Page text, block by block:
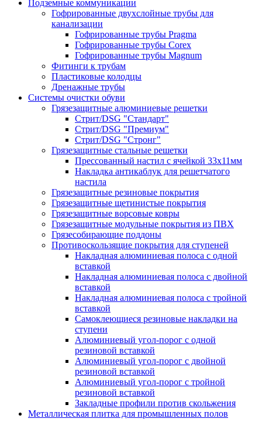
Подземные коммуникации
Гофрированные двухслойные трубы для
канализации
Гофрированные трубы Pragma
Гофрированные трубы Corex
Гофрированные трубы Magnum
Фитинги к трубам
Пластиковые колодцы
Дренажные трубы
Системы очистки обуви
Грязезащитные алюминиевые решетки
Стрит/DSG "Стандарт"
Стрит/DSG "Премиум"
Стрит/DSG "Стронг"
Грязезащитные стальные решетки
Прессованный настил с ячейкой 33х11мм
Накладка антикаблук для решетчатого
настила
Грязезащитные резиновые покрытия
Грязезащитные щетинистые покрытия
Грязезащитные ворсовые ковры
Грязезащитные модульные покрытия из ПВХ
Грязесобирающие поддоны
Противоскользящие покрытия для ступеней
Накладная алюминиевая полоса с одной
вставкой
Накладная алюминиевая полоса с двойной
вставкой
Накладная алюминиевая полоса с тройной
вставкой
Самоклеющиеся резиновые накладки на
ступени
Алюминиевый угол-порог с одной
резиновой вставкой
Алюминиевый угол-порог с двойной
резиновой вставкой
Алюминиевый угол-порог с тройной
резиновой вставкой
Закладные профили против скольжения
Металлическая плитка для промышленных полов